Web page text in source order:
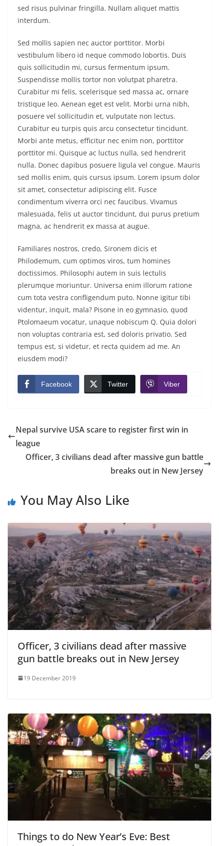
sed risus pulvinar fringilla. Nullam aliquet mattis
interdum.
Sed mollis sapien nec auctor porttitor. Morbi
vestibulum libero id neque commodo lobortis. Duis
quis sollicitudin mi, cursus fermentum ipsum.
Suspendisse mollis tortor non volutpat pharetra.
Curabitur mi felis, scelerisque sed massa ac, ornare
tristique leo. Aenean eget est velit. Morbi urna nibh,
posuere vel sollicitudin et, vulputate non lectus.
Curabitur eu turpis quis arcu consectetur tincidunt.
Morbi ante metus, efficitur nec enim non, porttitor
porttitor mi. Quisque ac luctus nulla, sed hendrerit
nulla. Donec dapibus posuere ligula vel congue. Mauris
sed mollis enim, quis cursus ipsum. Lorem ipsum dolor
sit amet, consectetur adipiscing elit. Fusce
condimentum viverra orci nec faucibus. Vivamus
malesuada, felis ut auctor tincidunt, dui purus pretium
magna, ac hendrerit ex massa at augue.
Familiares nostros, credo, Sironem dicis et
Philodemum, cum optimos viros, tum homines
doctissimos. Philosophi autem in suis lectulis
plerumque moriuntur. Universa enim illorum ratione
cum tota vestra confligendum puto. Nonne igitur tibi
videntur, inquit, mala? Pisone in eo gymnasio, quod
Ptolomaeum vocatur, unaque nobiscum Q. Quia dolori
non voluptas contraria est, sed doloris privatio. Sed
tempus est, si videtur, et recta quidem ad me. An
eiusdem modi?
Facebook Twitter Viber
Nepal survive USA scare to register first win in
league
Officer, 3 civilians dead after massive gun battle
breaks out in New Jersey
You May Also Like
Officer, 3 civilians dead after massive
gun battle breaks out in New Jersey
19 December 2019
Things to do New Year’s Eve: Best